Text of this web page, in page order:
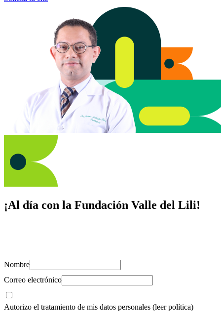
¡Al día con la Fundación Valle del Lili!
Nombre
Correo electrónico
Autorizo el tratamiento de mis datos personales (leer política)